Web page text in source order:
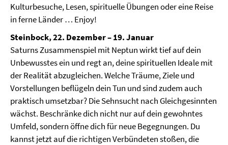
Kulturbesuche, Lesen, spirituelle Übungen oder eine Reise
in ferne Länder … Enjoy!
Steinbock, 22. Dezember – 19. Januar
Saturns Zusammenspiel mit Neptun wirkt tief auf dein
Unbewusstes ein und regt an, deine spirituellen Ideale mit
der Realität abzugleichen. Welche Träume, Ziele und
Vorstellungen beflügeln dein Tun und sind zudem auch
praktisch umsetzbar? Die Sehnsucht nach Gleichgesinnten
wächst. Beschränke dich nicht nur auf dein gewohntes
Umfeld, sondern öffne dich für neue Begegnungen. Du
kannst jetzt auf die richtigen Verbündeten stoßen, die